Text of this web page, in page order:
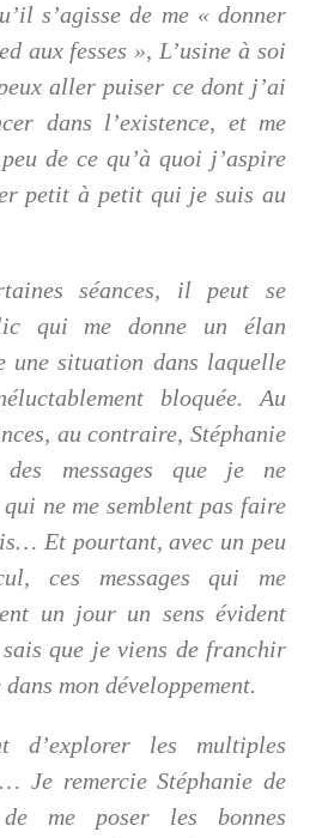
s’agisse de me « donner
aux fesses », L’usine à soi
aller puiser ce dont j’ai
dans l’existence, et me
de ce qu’à quoi j’aspire
petit à petit qui je suis au
séances, il peut se
qui me donne un élan
une situation dans laquelle
bloquée. Au
au contraire, Stéphanie
messages que je ne
ne me semblent pas faire
Et pourtant, avec un peu
ces messages qui me
un jour un sens évident
que je viens de franchir
mon développement.
d’explorer les multiples
Je remercie Stéphanie de
me poser les bonnes